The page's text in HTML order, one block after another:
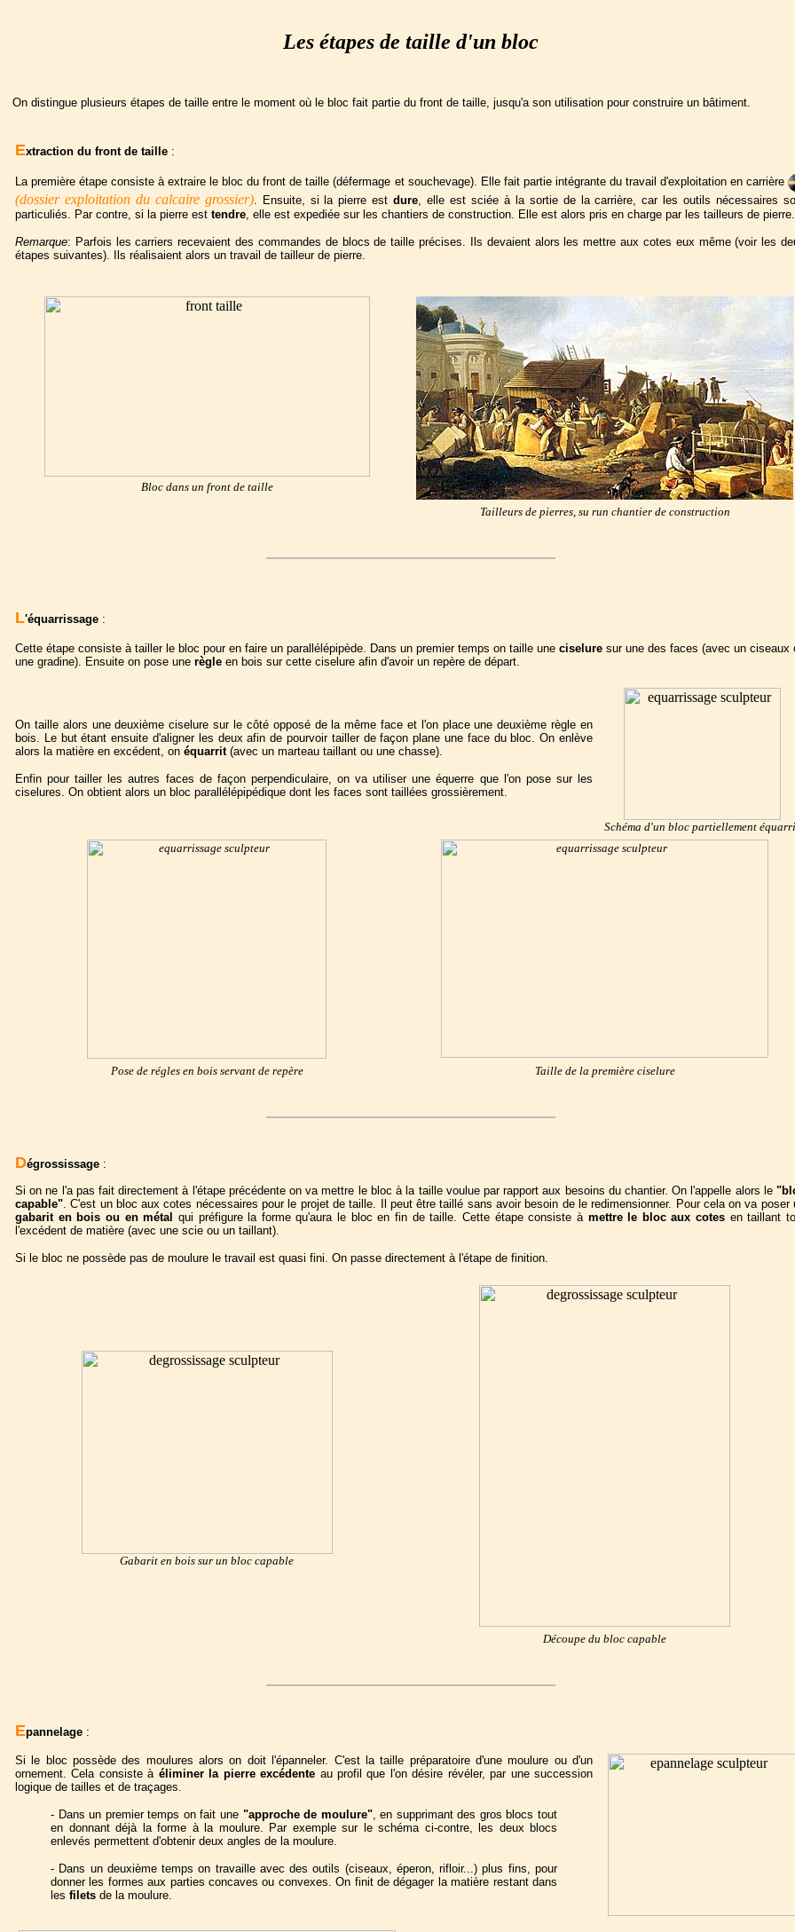
Les étapes de taille d'un bloc
On distingue plusieurs étapes de taille entre le moment où le bloc fait partie du front de taille, jusqu'a son utilisation pour construire un bâtiment.
Extraction du front de taille :
La première étape consiste à extraire le bloc du front de taille (défermage et souchevage). Elle fait partie intégrante du travail d'exploitation en carrière
(dossier exploitation du calcaire grossier). Ensuite, si la pierre estdure, elle est sciée à la sortie de la carrière, car les outils nécessaires
particuliés. Par contre, si la pierre est tendre, elle est expediée sur les chantiers de construction. Elle est alors pris en charge par les tailleurs de pierre.
Remarque: Parfois les carriers recevaient des commandes de blocs de taille précises. Ils devaient alors les mettre aux cotes eux même (voir les
étapes suivantes). Ils réalisaient alors un travail de tailleur de pierre.
Bloc dans un front de taille
Tailleurs de pierres, su run chantier de construction
L'équarrissage :
Cette étape consiste à tailler le bloc pour en faire un parallélépipède. Dans un premier temps on taille une ciselure sur une des faces (avec un ciseaux
une gradine). Ensuite on pose une règle en bois sur cette ciselure afin d'avoir un repère de départ.
On taille alors une deuxième ciselure sur le côté opposé de la même face et l'on place une deuxième règle en
bois. Le but étant ensuite d'aligner les deux afin de pourvoir tailler de façon plane une face du bloc. On enlève
alors la matière en excédent, on équarrit (avec un marteau taillant ou une chasse).
Enfin pour tailler les autres faces de façon perpendiculaire, on va utiliser une équerre que l'on pose sur les
ciselures. On obtient alors un bloc parallélépipédique dont les faces sont taillées grossièrement.
Schéma d'un bloc partiellement
Pose de régles en bois servant de repère Taille de la première ciselure
Dégrossissage :
Si on ne l'a pas fait directement à l'étape précédente on va mettre le bloc à la taille voulue par rapport aux besoins du chantier. On l'appelle alors le
capable". C'est un bloc aux cotes nécessaires pour le projet de taille. Il peut être taillé sans avoir besoin de le redimensionner. Pour cela on va poser
gabarit en bois ou en métal qui préfigure la forme qu'aura le bloc en fin de taille. Cette étape consiste à mettre le bloc aux cotes en taillant
l'excédent de matière (avec une scie ou un taillant).
Si le bloc ne possède pas de moulure le travail est quasi fini. On passe directement à l'étape de finition.
Gabarit en bois sur un bloc capable
Découpe du bloc capable
Epannelage :
Si le bloc possède des moulures alors on doit l'épanneler. C'est la taille préparatoire d'une moulure ou d'un
ornement. Cela consiste à éliminer la pierre excédente au profil que l'on désire révéler, par une succession
logique de tailles et de traçages.
- Dans un premier temps on fait une "approche de moulure", en supprimant des gros blocs tout
en donnant déjà la forme à la moulure. Par exemple sur le schéma ci-contre, les deux blocs
enlevés permettent d'obtenir deux angles de la moulure.
- Dans un deuxième temps on travaille avec des outils (ciseaux, éperon, rifloir...) plus fins, pour
donner les formes aux parties concaves ou convexes. On finit de dégager la matière restant dans
les filets de la moulure.